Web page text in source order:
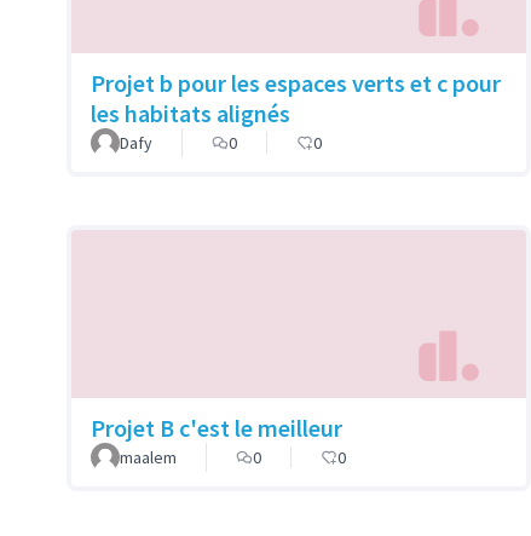
Projet b pour les espaces verts et c pour
les habitats alignés
Dafy 0 0
Projet B c'est le meilleur
maalem 0 0